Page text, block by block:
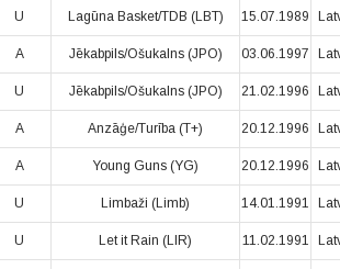
U Lagūna Basket/TDB (LBT) 15.07.1989
A Jēkabpils/Ošukalns (JPO) 03.06.1997
U Jēkabpils/Ošukalns (JPO) 21.02.1996
A Anzāģe/Turība (T+) 20.12.1996
A Young Guns (YG) 20.12.1996
U Limbaži (Limb) 14.01.1991
U Let it Rain (LIR) 11.02.1991